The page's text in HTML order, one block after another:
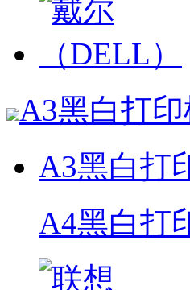
A3黑白打印
A3黑白打
A4黑白打